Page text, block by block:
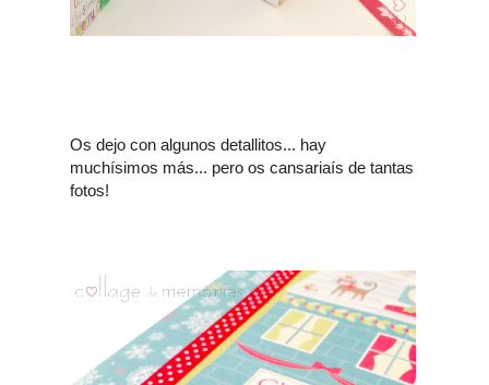
Os dejo con algunos detallitos... hay
muchísimos más... pero os cansariaís de tantas
fotos!